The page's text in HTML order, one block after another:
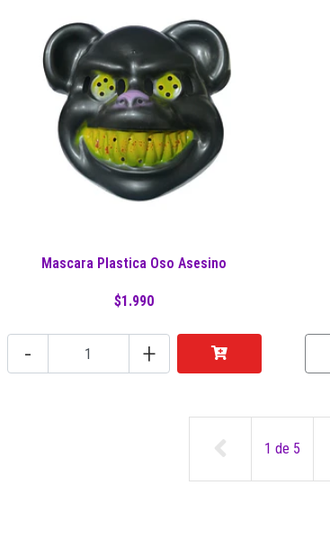
Mascara Plastica Oso Asesino
$1.990
- +
1 de 5